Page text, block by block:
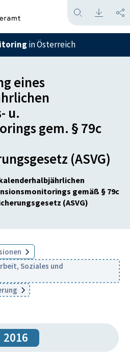
in Österreich
eines
u.
gem. § 79c
(ASVG)
gemäß § 79c
(ASVG)
Soziales und
2016